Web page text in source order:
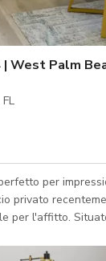
West Palm
per
privato
per l'affitto.
I tuoi ospiti